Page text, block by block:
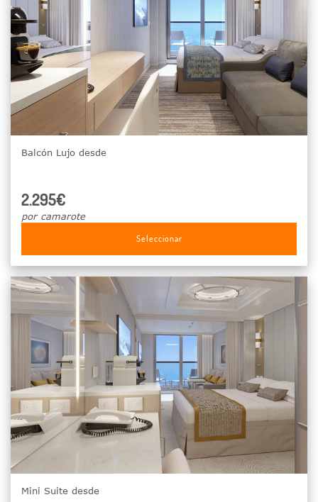
Balcón Lujo desde
2.295€
por camarote
Seleccionar
Mini Suite desde